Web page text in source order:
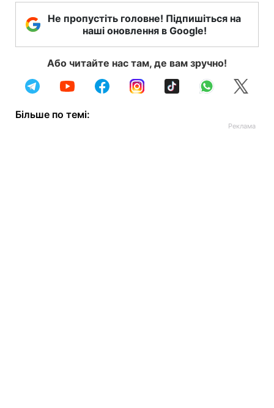
Не пропустіть головне! Підпишіться на
наші оновлення в Google!
Або читайте нас там, де вам зручно!
Більше по темі: